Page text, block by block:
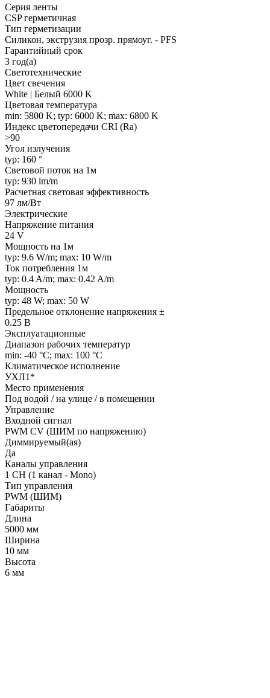
Серия ленты
CSP герметичная
Тип герметизации
Силикон, экструзия прозр. прямоуг. - PFS
Гарантийный срок
3 год(а)
Светотехнические
Цвет свечения
White | Белый 6000 K
Цветовая температура
min: 5800 K; typ: 6000 K; max: 6800 K
Индекс цветопередачи CRI (Ra)
>90
Угол излучения
typ: 160 °
Световой поток на 1м
typ: 930 lm/m
Расчетная световая эффективность
97 лм/Вт
Электрические
Напряжение питания
24 V
Мощность на 1м
typ: 9.6 W/m; max: 10 W/m
Ток потребления 1м
typ: 0.4 A/m; max: 0.42 A/m
Мощность
typ: 48 W; max: 50 W
Предельное отклонение напряжения ±
0.25 В
Эксплуатационные
Диапазон рабочих температур
min: -40 °C; max: 100 °C
Климатическое исполнение
УХЛ1*
Место применения
Под водой / на улице / в помещении
Управление
Входной сигнал
PWM СV (ШИМ по напряжению)
Диммируемый(ая)
Да
Каналы управления
1 CH (1 канал - Mono)
Тип управления
PWM (ШИМ)
Габариты
Длина
5000 мм
Ширина
10 мм
Высота
6 мм